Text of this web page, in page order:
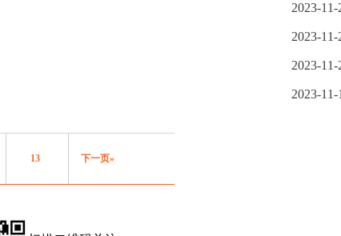
2023-11-
2023-11-
2023-11-
2023-11-
13 下一页»